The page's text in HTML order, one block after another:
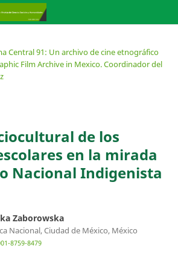
Central 91: Un archivo de cine etnográfico
Film Archive in Mexico. Coordinador del
de los
en la mirada
Nacional Indigenista
Zaborowska
Nacional, Ciudad de México, México
8759-8479